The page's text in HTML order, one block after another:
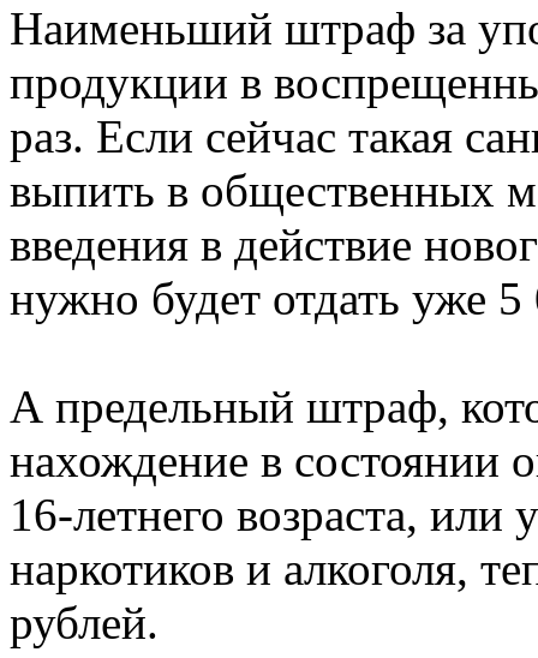
Наименьший штраф за
продукции в
раз. Если сейчас такая
выпить в общественных
введения в действие
нужно будет отдать уже 5
А предельный штраф,
нахождение в состоянии
16-летнего возраста, или
наркотиков и алкоголя,
рублей.